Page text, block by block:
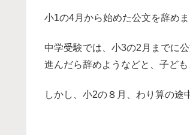
小1の4月から始めた公文を辞めま
中学受験では、小3の2月までに
進んだら辞めようなどと、子ども
しかし、小2の８月、わり算の途